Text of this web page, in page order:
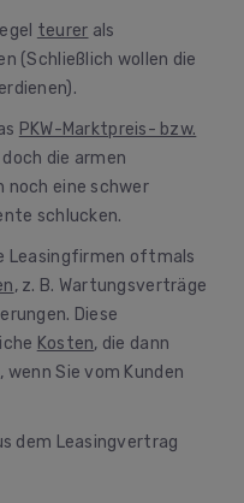
teurer als
(Schließlich wollen die
PKW-Marktpreis- bzw.
die armen
noch eine schwer
schlucken.
Leasingfirmen oftmals
, z. B. Wartungsverträge
Diese
Kosten, die dann
Sie vom Kunden
dem Leasingvertrag